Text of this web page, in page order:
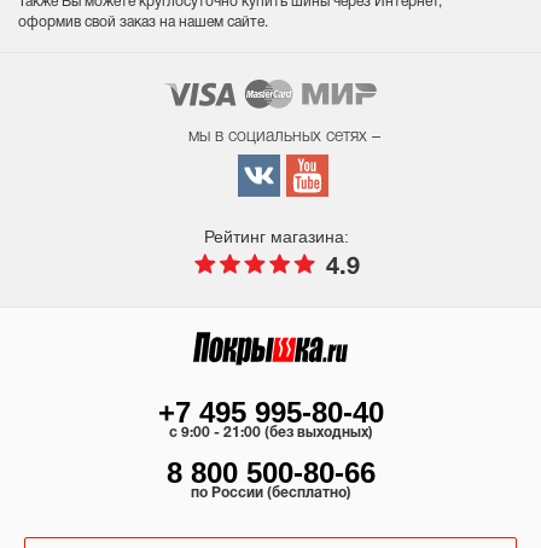
оформив свой заказ на нашем сайте.
мы в социальных сетях –
Рейтинг магазина:
4.9
+7 495 995-80-40
c 9:00 - 21:00 (без выходных)
8 800 500-80-66
по России (бесплатно)